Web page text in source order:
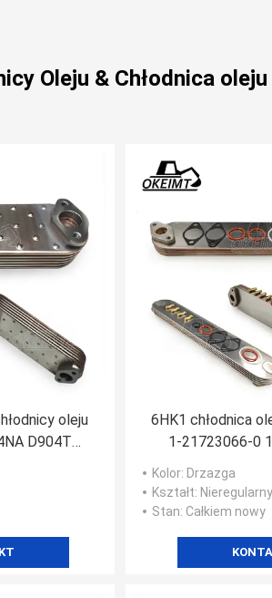
Oleju & Chłodnica
oleju
D904T
D914TI
6HK1 chłodnica
1-21723066-0
121723-0660 dla
Kolor: Drzazga
Kształt: Nieregularny
Stan: Całkiem nowy